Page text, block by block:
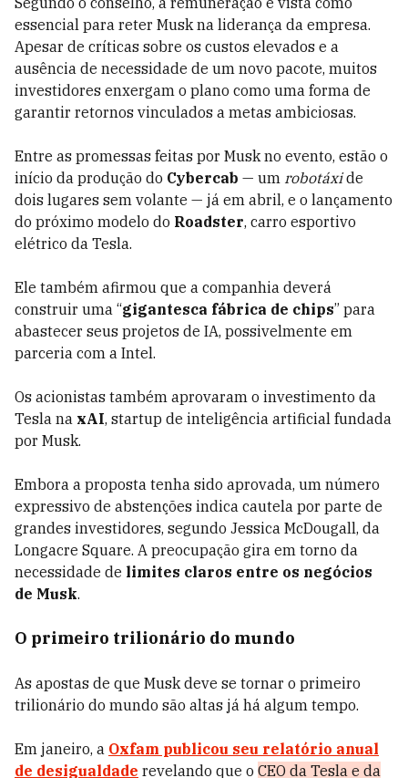
essencial para reter Musk na liderança da empresa.
Apesar de críticas sobre os custos elevados e a
ausência de necessidade de um novo pacote, muitos
investidores enxergam o plano como uma forma de
garantir retornos vinculados a metas ambiciosas.
Entre as promessas feitas por Musk no evento, estão o
início da produção do Cybercab — um robotáxide
dois lugares sem volante — já em abril, e o lançamento
do próximo modelo do Roadster, carro esportivo
elétrico da Tesla.
Ele também afirmou que a companhia deverá
construir uma “gigantesca fábrica de chips” para
abastecer seus projetos de IA, possivelmente em
parceria com a Intel.
Os acionistas também aprovaram o investimento da
Tesla na xAI, startup de inteligência artificial fundada
por Musk.
Embora a proposta tenha sido aprovada, um número
expressivo de abstenções indica cautela por parte de
grandes investidores, segundo Jessica McDougall, da
Longacre Square. A preocupação gira em torno da
necessidade de limites claros entre os negócios
de Musk.
O primeiro trilionário do mundo
As apostas de que Musk deve se tornar o primeiro
trilionário do mundo são altas já há algum tempo.
Em janeiro, a Oxfam publicou seu relatório anual
de desigualdade revelando que o CEO da Tesla e da